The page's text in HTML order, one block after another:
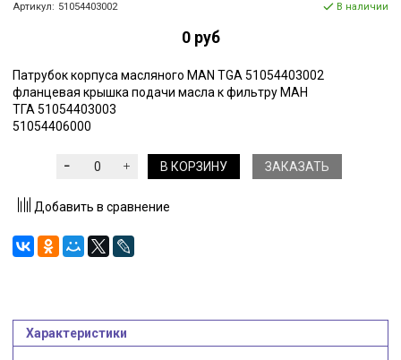
Артикул: 51054403002 В наличии
0 руб
Патрубок корпуса масляного MAN TGA 51054403002
фланцевая крышка подачи масла к фильтру МАН
ТГА 51054403003
51054406000
В КОРЗИНУ ЗАКАЗАТЬ
Добавить в сравнение
Характеристики